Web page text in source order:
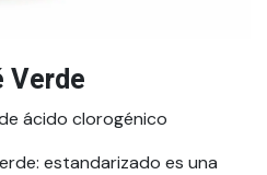
Verde
ácido clorogénico
estandarizado es una